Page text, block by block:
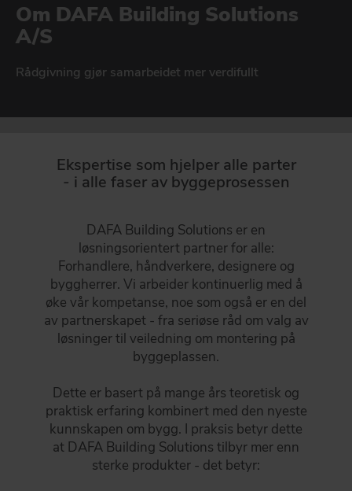
Om DAFA Building Solutions
A/S
Rådgivning gjør samarbeidet mer verdifullt
Ekspertise som hjelper alle parter
- i alle faser av byggeprosessen
DAFA Building Solutions er en
løsningsorientert partner for alle:
Forhandlere, håndverkere, designere og
byggherrer. Vi arbeider kontinuerlig med å
øke vår kompetanse, noe som også er en del
av partnerskapet - fra seriøse råd om valg av
løsninger til veiledning om montering på
byggeplassen.
Dette er basert på mange års teoretisk og
praktisk erfaring kombinert med den nyeste
kunnskapen om bygg. I praksis betyr dette
at DAFA Building Solutions tilbyr mer enn
sterke produkter - det betyr:
VÅRE EKSPERTER
Vår kunnskap og innsikt gjør oss til en konstruktiv og allsidig
DAFA BUILDING SOLUTIONS
DAFA INDUSTRIAL SOLUTIONS
DAFA GROUP